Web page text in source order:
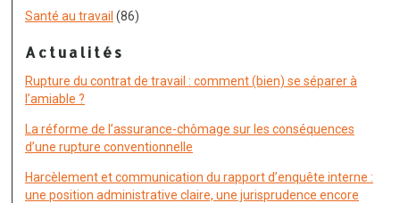
Santé au travail (86)
Actualités
Rupture du contrat de travail : comment (bien) se séparer à
l’amiable ?
La réforme de l’assurance-chômage sur les conséquences
d’une rupture conventionnelle
Harcèlement et communication du rapport d’enquête interne :
une position administrative claire, une jurisprudence encore